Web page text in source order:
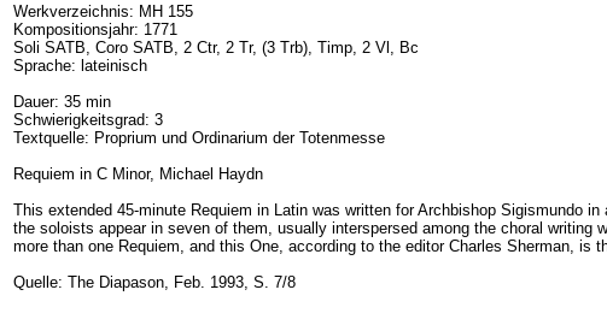
Werkverzeichnis: MH 155
Kompositionsjahr: 1771
Soli SATB, Coro SATB, 2 Ctr, 2 Tr, (3 Trb), Timp, 2 Vl, Bc
Sprache: lateinisch
Dauer: 35 min
Schwierigkeitsgrad: 3
Textquelle: Proprium und Ordinarium der Totenmesse
Requiem in C Minor, Michael Haydn
This extended 45-minute Requiem in Latin was written for Archbishop Sigismundo
the soloists appear in seven of them, usually interspersed among the choral
more than one Requiem, and this One, according to the editor Charles Sherman, is
Quelle: The Diapason, Feb. 1993, S. 7/8